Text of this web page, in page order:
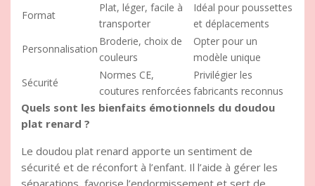
Format
Plat, léger, facile à
transporter
Idéal pour poussettes
et déplacements
Personnalisation
Broderie, choix de
couleurs
Opter pour un
modèle unique
Sécurité
Normes CE,
coutures renforcées
Privilégier les
fabricants reconnus
Quels sont les bienfaits émotionnels du doudou
plat renard ?
Le doudou plat renard apporte un sentiment de
sécurité et de réconfort à l’enfant. Il l’aide à gérer les
séparations, favorise l’endormissement et sert de